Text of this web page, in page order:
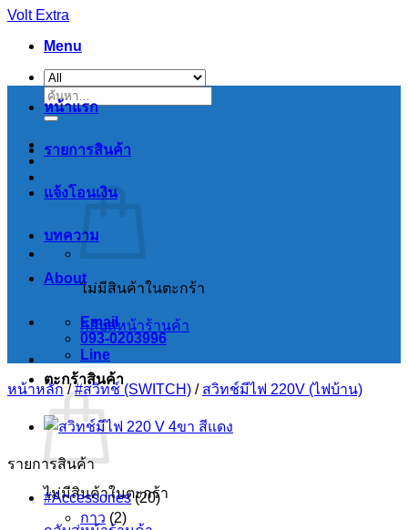
Skip
content
Volt Extra
Menu
ค้นหา:
ไม่มีสินค้าในตะกร้า
กลับสู่หน้าร้านค้า
ตะกร้าสินค้า
ไม่มีสินค้าในตะกร้า
หน้าแรก
รายการสินค้า
แจ้งโอนเงิน
บทความ
About
Email
093-0203996
Line
หน้าหลัก / #สวิทช์ (SWITCH) / สวิทช์มีไฟ 220V (ไฟบ้าน)
รายการสินค้า
#Accessories (20)
กาว (2)